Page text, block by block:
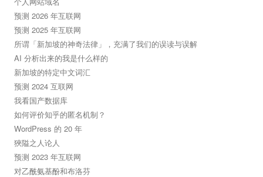
预测 2026 年互联网
预测 2025 年互联网
所谓「新加坡的神奇法律」，充满了我们的误读与误解
AI 分析出来的我是什么样的
新加坡的特定中文词汇
预测 2024 互联网
我看国产数据库
如何评价知乎的匿名机制？
WordPress 的 20 年
狹隘之人论人
预测 2023 年互联网
对乙酰氨基酚和布洛芬